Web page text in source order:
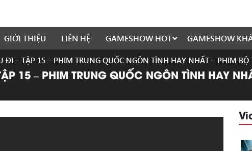
GIỚI THIỆU LIÊN HỆ GAMESHOW HOT GAMESHOW
ĐI – TẬP 15 – PHIM TRUNG QUỐC NGÔN TÌNH HAY NHẤT – PHIM
15 – PHIM TRUNG QUỐC NGÔN TÌNH HAY